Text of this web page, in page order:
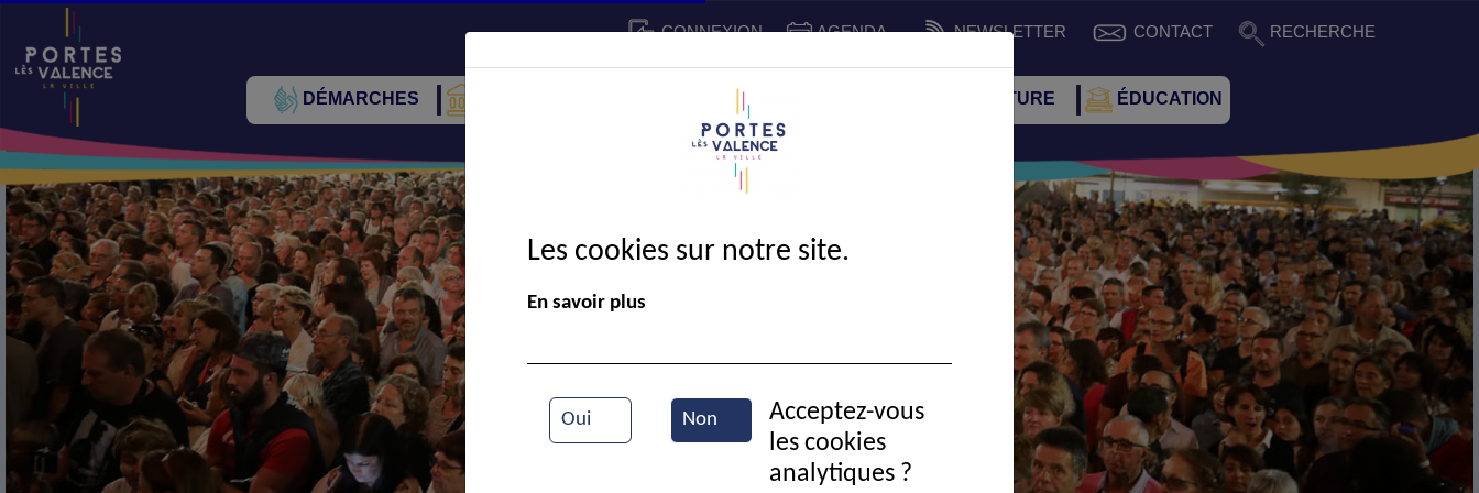
CONNEXION AGENDA NEWSLETTER CONTACT RECHERCHE
DÉMARCHES CADRE DE VIE SPORT ET CULTURE ÉDUCATION
Portes en fête
Les cookies sur notre site.
En savoir plus
Oui Non
Acceptez-vous
les cookies
analytiques ?